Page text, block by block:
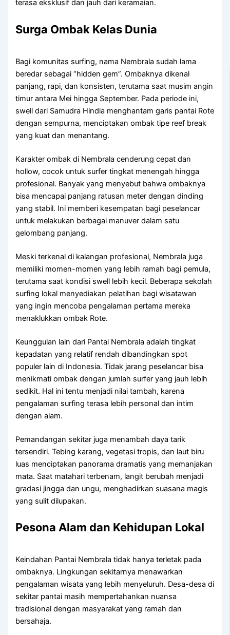
terasa eksklusif dan jauh dari keramaian.
Surga Ombak Kelas Dunia
Bagi komunitas surfing, nama Nembrala sudah lama
beredar sebagai “hidden gem”. Ombaknya dikenal
panjang, rapi, dan konsisten, terutama saat musim angin
timur antara Mei hingga September. Pada periode ini,
swell dari Samudra Hindia menghantam garis pantai Rote
dengan sempurna, menciptakan ombak tipe reef break
yang kuat dan menantang.
Karakter ombak di Nembrala cenderung cepat dan
hollow, cocok untuk surfer tingkat menengah hingga
profesional. Banyak yang menyebut bahwa ombaknya
bisa mencapai panjang ratusan meter dengan dinding
yang stabil. Ini memberi kesempatan bagi peselancar
untuk melakukan berbagai manuver dalam satu
gelombang panjang.
Meski terkenal di kalangan profesional, Nembrala juga
memiliki momen-momen yang lebih ramah bagi pemula,
terutama saat kondisi swell lebih kecil. Beberapa sekolah
surfing lokal menyediakan pelatihan bagi wisatawan
yang ingin mencoba pengalaman pertama mereka
menaklukkan ombak Rote.
Keunggulan lain dari Pantai Nembrala adalah tingkat
kepadatan yang relatif rendah dibandingkan spot
populer lain di Indonesia. Tidak jarang peselancar bisa
menikmati ombak dengan jumlah surfer yang jauh lebih
sedikit. Hal ini tentu menjadi nilai tambah, karena
pengalaman surfing terasa lebih personal dan intim
dengan alam.
Pemandangan sekitar juga menambah daya tarik
tersendiri. Tebing karang, vegetasi tropis, dan laut biru
luas menciptakan panorama dramatis yang memanjakan
mata. Saat matahari terbenam, langit berubah menjadi
gradasi jingga dan ungu, menghadirkan suasana magis
yang sulit dilupakan.
Pesona Alam dan Kehidupan Lokal
Keindahan Pantai Nembrala tidak hanya terletak pada
ombaknya. Lingkungan sekitarnya menawarkan
pengalaman wisata yang lebih menyeluruh. Desa-desa di
sekitar pantai masih mempertahankan nuansa
tradisional dengan masyarakat yang ramah dan
bersahaja.